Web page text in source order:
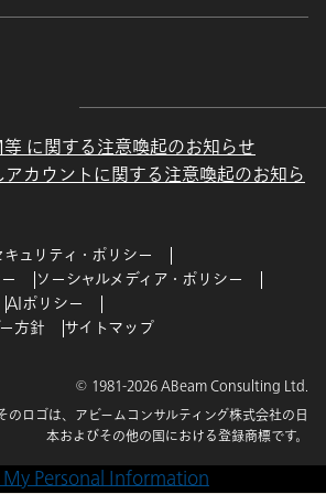
に関する注意喚起のお知らせ
アカウントに関する注意喚起のお知ら
キュリティ・ポリシー
ソーシャルメディア・ポリシー
AIポリシー
方針
サイトマップ
© 1981-2026 ABeam Consulting Ltd.
ロゴは、アビームコンサルティング株式会社の日
本およびその他の国における登録商標です。
Personal Information